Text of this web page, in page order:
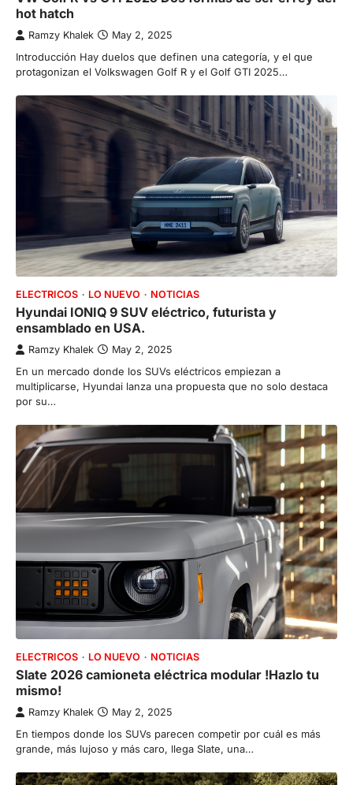
hot hatch
Ramzy Khalek May 2, 2025
Introducción Hay duelos que definen una categoría, y el que
protagonizan el Volkswagen Golf R y el Golf GTI 2025…
ELECTRICOS LO NUEVO NOTICIAS
Hyundai IONIQ 9 SUV eléctrico, futurista y
ensamblado en USA.
Ramzy Khalek May 2, 2025
En un mercado donde los SUVs eléctricos empiezan a
multiplicarse, Hyundai lanza una propuesta que no solo destaca
por su…
ELECTRICOS LO NUEVO NOTICIAS
Slate 2026 camioneta eléctrica modular !Hazlo tu
mismo!
Ramzy Khalek May 2, 2025
En tiempos donde los SUVs parecen competir por cuál es más
grande, más lujoso y más caro, llega Slate, una…